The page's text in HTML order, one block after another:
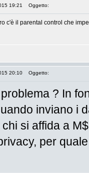
19:21 Oggetto:
c'è il parental control che
20:10 Oggetto:
? In
inviano i
si affida a
per